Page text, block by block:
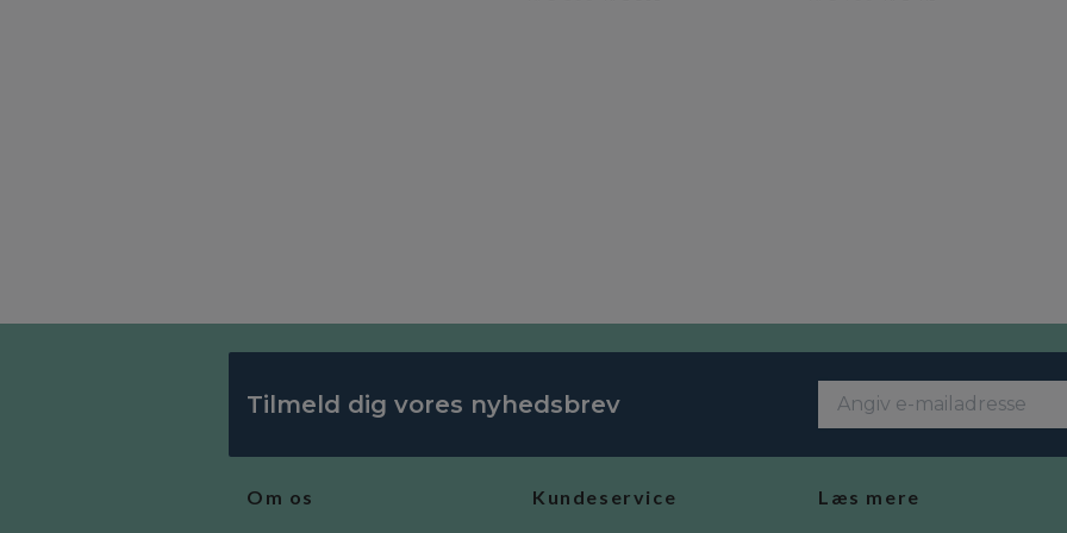
Tilmeld dig vores nyhedsbrev
Om os Kundeservice Læs mere